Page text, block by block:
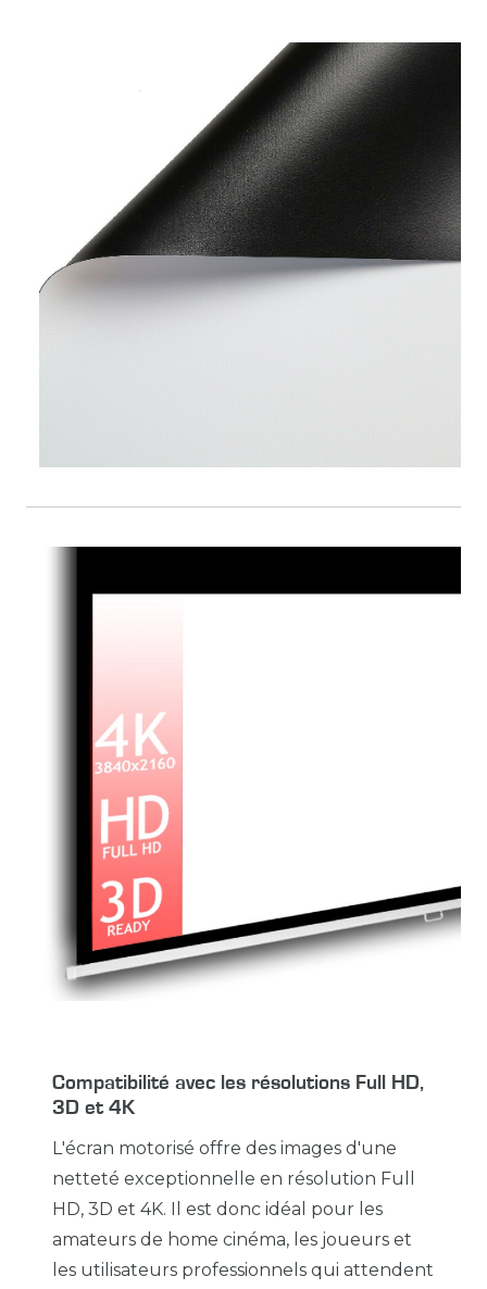
Compatibilité avec les résolutions Full HD,
3D et 4K
L'écran motorisé offre des images d'une
netteté exceptionnelle en résolution Full
HD, 3D et 4K. Il est donc idéal pour les
amateurs de home cinéma, les joueurs et
les utilisateurs professionnels qui attendent